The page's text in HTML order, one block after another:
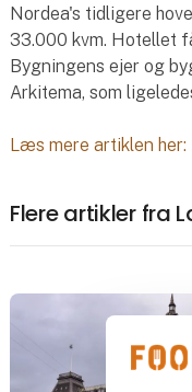
Nordea's tidligere
33.000 kvm. Hotellet
Bygningens ejer og
Arkitema, som
Læs mere artiklen her:
Flere artikler fra